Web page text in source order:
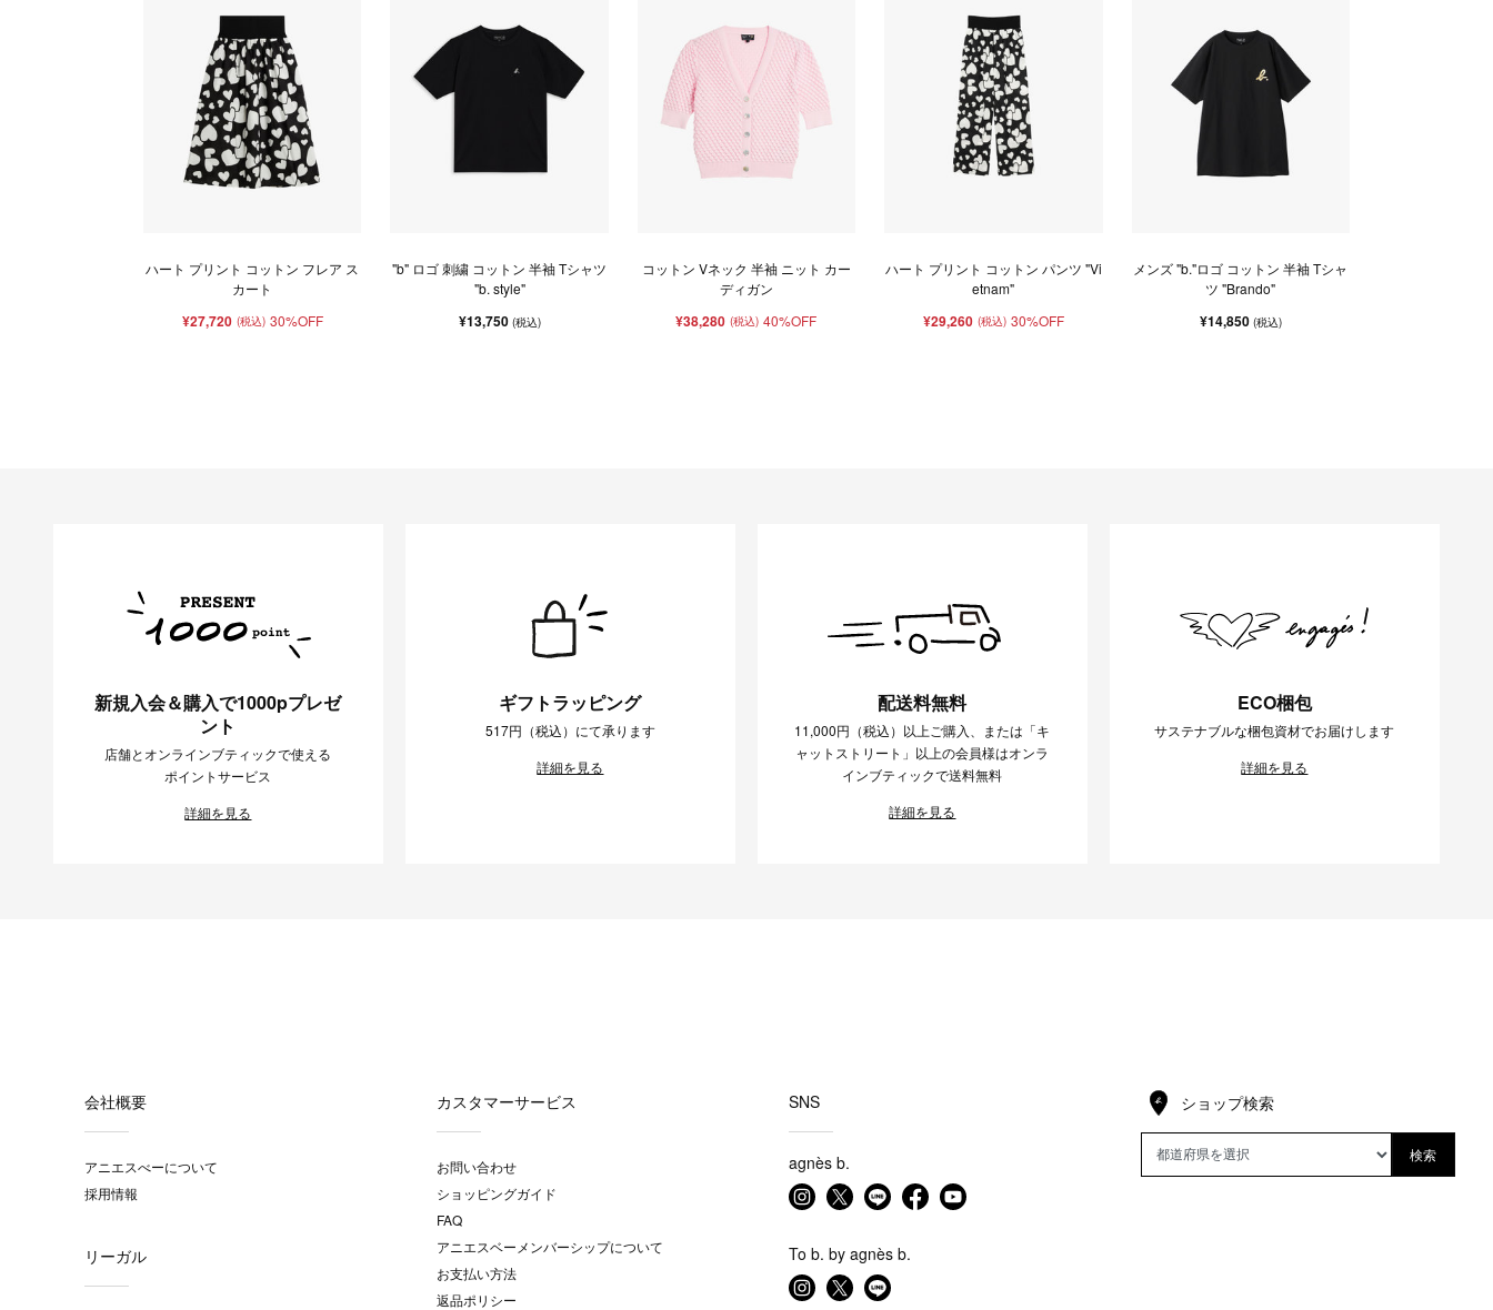
ハート プリント コットン フレア ス
カート
¥27,720 (税込) 30%OFF
"b" ロゴ 刺繍 コットン 半袖 Tシャツ
"b. style"
¥13,750 (税込)
コットン Vネック 半袖 ニット カー
ディガン
¥38,280 (税込) 40%OFF
ハート プリント コットン パンツ "Vi
etnam"
¥29,260 (税込) 30%OFF
メンズ "b."ロゴ コットン 半袖 Tシャ
ツ "Brando"
¥14,850 (税込)
新規入会＆購入で1000pプレゼ
ント
店舗とオンラインブティックで使える
ポイントサービス
詳細を見る
ギフトラッピング
517円（税込）にて承ります
詳細を見る
配送料無料
11,000円（税込）以上ご購入、または「キ
ャットストリート」以上の会員様はオンラ
インブティックで送料無料
詳細を見る
ECO梱包
サステナブルな梱包資材でお届けします
詳細を見る
会社概要
アニエスべーについて
採用情報
リーガル
カスタマーサービス
お問い合わせ
ショッピングガイド
FAQ
アニエスベーメンバーシップについて
お支払い方法
返品ポリシー
SNS
agnès b.
To b. by agnès b.
ショップ検索
検索